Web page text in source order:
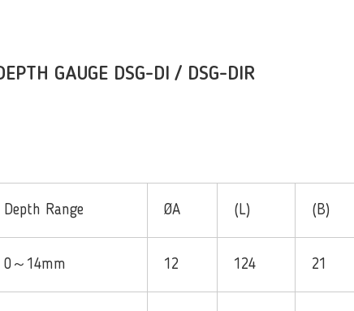
GAUGE DSG-DI / DSG-DIR
Depth Range ØA (L) (B)
0～14mm 12 124 21